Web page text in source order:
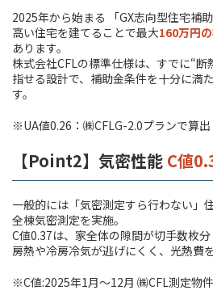
2025年から始まる 「GX志向型住宅補
高い住宅を建てることで最大160万円
あります。
株式会社CFLの標準仕様は、すでに“断
指せる設計で、補助金条件を十分に満
す。
※UA値0.26：㈱CFLG-2.0プランで算出
【Point2】気密性能 C値
一般的には「気密測定すら行わない」
全棟気密測定を実施。
C値0.37は、家全体の隙間が切手数枚
房熱や冷房冷気が逃げにくく、光熱費
※C値:2025年1月～12月 ㈱CFL測定物